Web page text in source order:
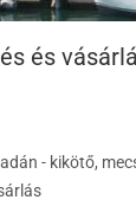
és
- kikötő,